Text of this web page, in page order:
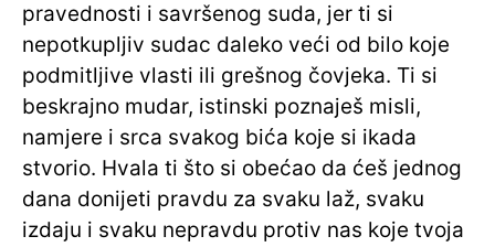
pravednosti i savršenog suda, jer ti si
nepotkupljiv sudac daleko veći od bilo koje
podmitljive vlasti ili grešnog čovjeka. Ti si
beskrajno mudar, istinski poznaješ misli,
namjere i srca svakog bića koje si ikada
stvorio. Hvala ti što si obećao da ćeš jednog
dana donijeti pravdu za svaku laž, svaku
izdaju i svaku nepravdu protiv nas koje tvoja